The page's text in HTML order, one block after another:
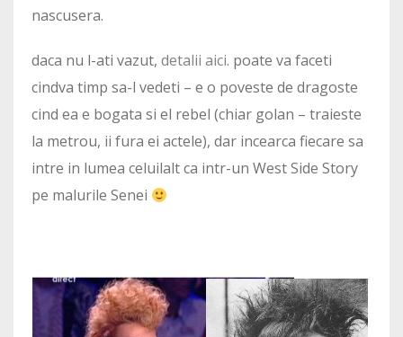
nascusera.
daca nu l-ati vazut, detalii aici. poate va faceti
cindva timp sa-l vedeti – e o poveste de dragoste
cind ea e bogata si el rebel (chiar golan – traieste
la metrou, ii fura ei actele), dar incearca fiecare sa
intre in lumea celuilalt ca intr-un West Side Story
pe malurile Senei